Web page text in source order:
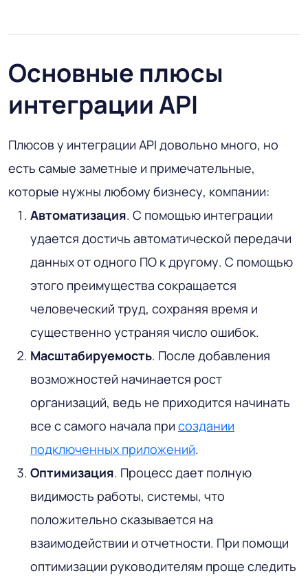
Основные плюсы
интеграции API
Плюсов у интеграции API довольно много, но
есть самые заметные и примечательные,
которые нужны любому бизнесу, компании:
Автоматизация. С помощью интеграции
удается достичь автоматической передачи
данных от одного ПО к другому. С помощью
этого преимущества сокращается
человеческий труд, сохраняя время и
существенно устраняя число ошибок.
Масштабируемость. После добавления
возможностей начинается рост
организаций, ведь не приходится начинать
все с самого начала при создании
подключенных приложений.
Оптимизация. Процесс дает полную
видимость работы, системы, что
положительно сказывается на
взаимодействии и отчетности. При помощи
оптимизации руководителям проще следить